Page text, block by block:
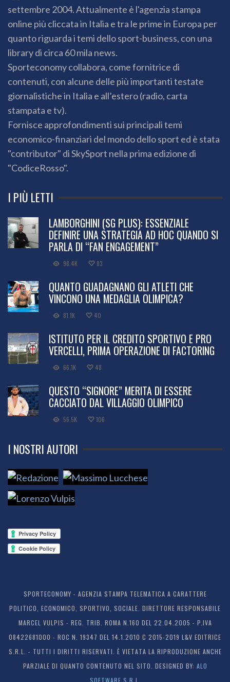
settembre 2004. Attualmente è l'agenzia stampa
online più cliccata in Italia e tra le prime in Europa per
quanto riguarda i temi dello sport-business, con una
library di circa 60 mila news.
Sporteconomy collabora, come fornitrice di
contenuti, con alcune delle più importanti testate
giornalistiche in Italia e all’estero (radio, carta
stampata e tv).
Fornisce approfondimenti sui principali temi
economico-finanziari del mondo dello sport ed è stata
"contributor" di SkySport nella prima edizione di
"CodiceRosso".
I PIÙ LETTI
LAMBORGHINI (SG PLUS): ESSENZIALE
DEFINIRE UNA STRATEGIA AD HOC QUANDO SI
PARLA DI “FAN ENGAGEMENT”
98.4K 83
QUANTO GUADAGNANO GLI ATLETI CHE
VINCONO UNA MEDAGLIA OLIMPICA?
81.1K 40
ISTITUTO PER IL CREDITO SPORTIVO E PRO
VERCELLI, PRIMA OPERAZIONE DI FACTORING
66.1K 48
QUESTO “SIGNORE” MERITA DI ESSERE
CACCIATO DAL VILLAGGIO OLIMPICO
56.5K 106
I NOSTRI AUTORI
SPORTECONOMY - AGENZIA STAMPA TELEMATICA A CARATTERE
POLITICO, ECONOMICO, SPORTIVO, SOCIALE. DIRETTORE RESPONSABILE
MARCEL VULPIS - REG. TRIB. ROMA N.160 DEL 22.04.2005 - P.IVA
08422681000 - ROC N. 19347 DEL 14.1.2010 C 2015-2019 L&V EDITRICE
S.R.L. - TUTTI I DIRITTI RISERVATI. È VIETATA LA RIPRODUZIONE ANCHE
PARZIALE DI QUANTO CONTENUTO NEL SITO. DESIGNED BY: ALO